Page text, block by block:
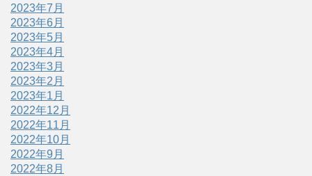
2023年7月
2023年6月
2023年5月
2023年4月
2023年3月
2023年2月
2023年1月
2022年12月
2022年11月
2022年10月
2022年9月
2022年8月